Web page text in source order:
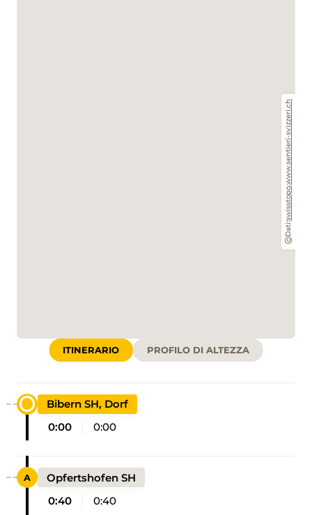
Dati:
swisstopo
www.sentieri-svizzeri.ch
ITINERARIO PROFILO DI ALTEZZA
Bibern SH, Dorf
0:00
0:00
Opfertshofen SH
0:40
0:40